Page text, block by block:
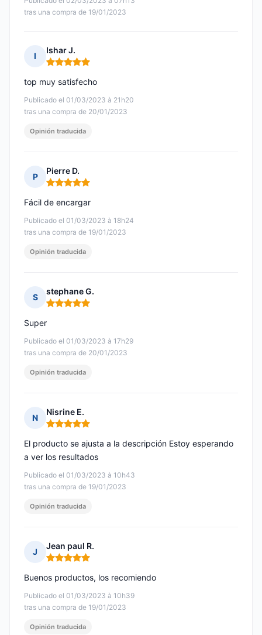
tras una compra de 19/01/2023
I
Ishar J.
Nota: 5 de 5
Publicado el 01/03/2023 à 21h20
tras una compra de 20/01/2023
top muy satisfecho
Opinión traducida
P
Pierre D.
Nota: 5 de 5
Publicado el 01/03/2023 à 18h24
tras una compra de 19/01/2023
Fácil de encargar
Opinión traducida
S
stephane G.
Nota: 5 de 5
Publicado el 01/03/2023 à 17h29
tras una compra de 20/01/2023
Super
Opinión traducida
N
Nisrine E.
Nota: 5 de 5
Publicado el 01/03/2023 à 10h43
tras una compra de 19/01/2023
El producto se ajusta a la descripción Estoy esperando
a ver los resultados
Opinión traducida
J
Jean paul R.
Nota: 5 de 5
Publicado el 01/03/2023 à 10h39
tras una compra de 19/01/2023
Buenos productos, los recomiendo
Opinión traducida